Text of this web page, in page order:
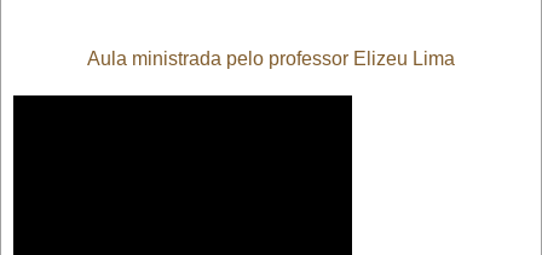
Aula ministrada pelo professor Elizeu Lima